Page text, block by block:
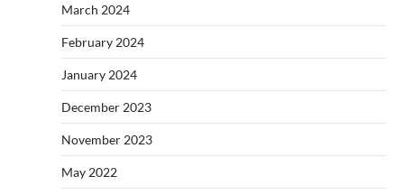
March 2024
February 2024
January 2024
December 2023
November 2023
May 2022